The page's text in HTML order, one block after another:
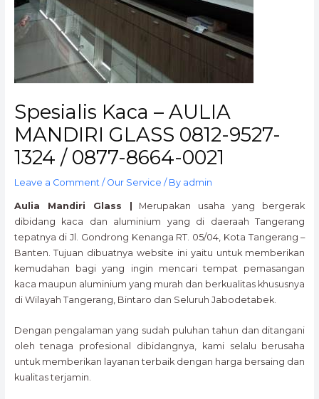
Spesialis Kaca – AULIA
MANDIRI GLASS 0812-9527-
1324 / 0877-8664-0021
Leave a Comment / Our Service / By admin
Aulia Mandiri Glass |
Merupakan usaha yang bergerak
dibidang kaca dan aluminium yang di daeraah Tangerang
tepatnya di Jl. Gondrong Kenanga RT. 05/04, Kota Tangerang –
Banten. Tujuan dibuatnya website ini yaitu untuk memberikan
kemudahan bagi yang ingin mencari tempat pemasangan
kaca maupun aluminium yang murah dan berkualitas khususnya
di Wilayah Tangerang, Bintaro dan Seluruh Jabodetabek.
Dengan pengalaman yang sudah puluhan tahun dan ditangani
oleh tenaga profesional dibidangnya, kami selalu berusaha
untuk memberikan layanan terbaik dengan harga bersaing dan
kualitas terjamin.